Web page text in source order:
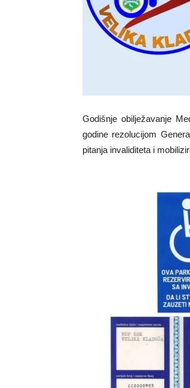
Godišnje obilježavanje
godine rezolucijom
pitanja invaliditeta i